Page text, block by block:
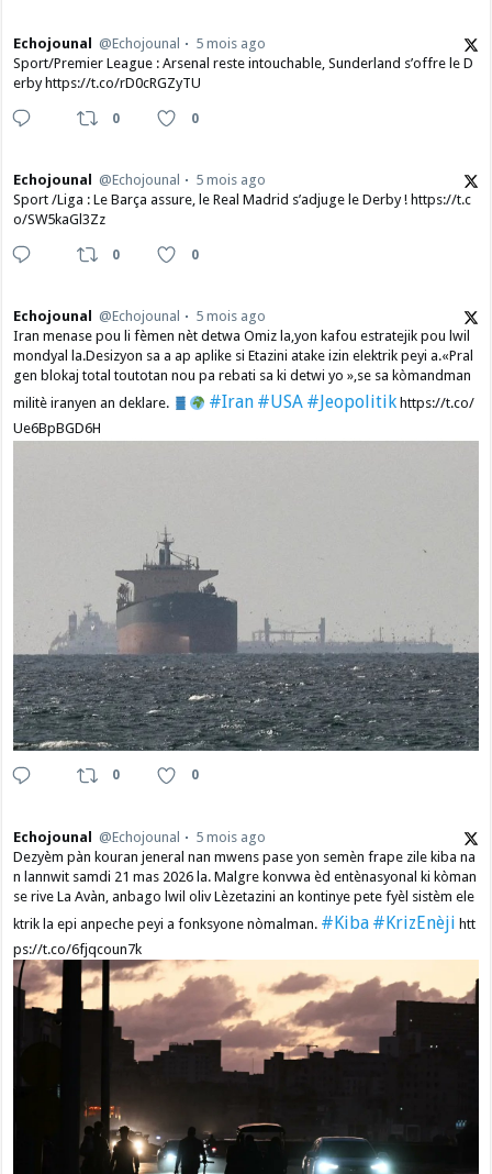
Echojounal @Echojounal
5 mois ago
Sport/Premier League : Arsenal reste intouchable, Sunderland s’offre le D
erby https://t.co/rD0cRGZyTU
0 0
Echojounal @Echojounal
5 mois ago
Sport /Liga : Le Barça assure, le Real Madrid s’adjuge le Derby ! https://t.c
o/SW5kaGl3Zz
0 0
Echojounal @Echojounal
5 mois ago
Iran menase pou li fèmen nèt detwa Omiz la,yon kafou estratejik pou lwil
mondyal la.Desizyon sa a ap aplike si Etazini atake izin elektrik peyi a.​«Pral
gen blokaj total toutotan nou pa rebati sa ki detwi yo »,se sa kòmandman
militè iranyen an deklare.
#Iran #USA #Jeopolitikhttps://t.co/
Ue6BpBGD6H
0 0
Echojounal @Echojounal
5 mois ago
Dezyèm pàn kouran jeneral nan mwens pase yon semèn frape zile kiba na
n lannwit samdi 21 mas 2026 la. Malgre konvwa èd entènasyonal ki kòman
se rive La Avàn, anbago lwil oliv Lèzetazini an kontinye pete fyèl sistèm ele
ktrik la epi anpeche peyi a fonksyone nòmalman. #Kiba #KrizEnèji htt
ps://t.co/6fjqcoun7k